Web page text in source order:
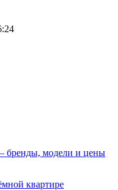
бренды, модели и цены
квартире